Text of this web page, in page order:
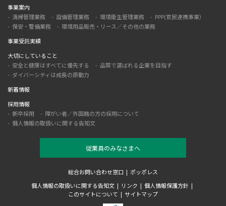
事業案内
清掃管理業務
設備管理業務 環境衛生管理業務
PPP(官民連携事業）
保安・警備業務
環境用品販売・リース／その他の業務
事業受託実績
大切にしていること
安全と健康はすべてに優先する
品質で選ばれる企業を目指す
ダイバーシティは成長の原動力
新着情報
採用情報
新卒採用
障がい者／外国籍の方の採用について
個人情報の取扱いに関する告知文
従業員のみなさまへ
総合お問い合わせ窓口
ポッポレス
個人情報の取扱いに関する告知文
リンク
個人情報保護方針
このサイトについて
サイトマップ